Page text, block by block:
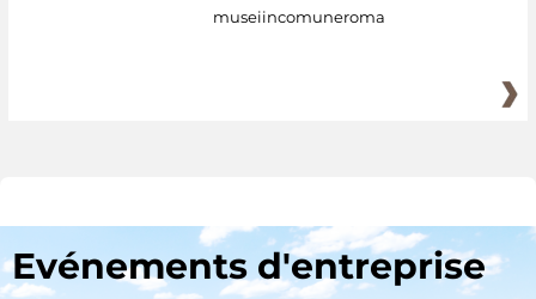
museiincomuneroma
Evénements d'entreprise